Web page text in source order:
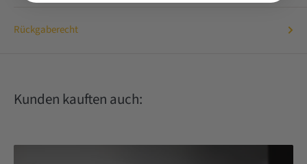
Rückgaberecht
Kunden kauften auch: